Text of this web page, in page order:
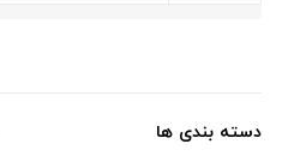
دسته بندی ها